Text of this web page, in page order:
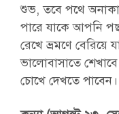
শুভ, তবে পথে
পারে যাকে আপনি
রেখে ভ্রমণে
ভালোবাসাতে
চোখে দেখতে পাবেন।